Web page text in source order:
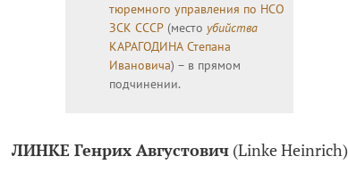
тюремного управления по НСО
ЗСК СССР (место убийства
КАРАГОДИНА Степана
Ивановича) – в прямом
подчинении.
ЛИНКЕ Генрих Августович(Linke Heinrich)